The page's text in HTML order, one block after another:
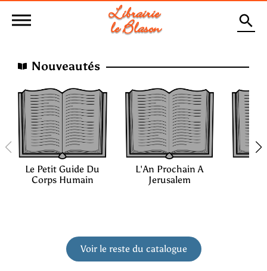
Librairie
le Blason
Nouveautés
Le Petit Guide Du
Corps Humain
L'An Prochain A
Jerusalem
Voir le reste du catalogue